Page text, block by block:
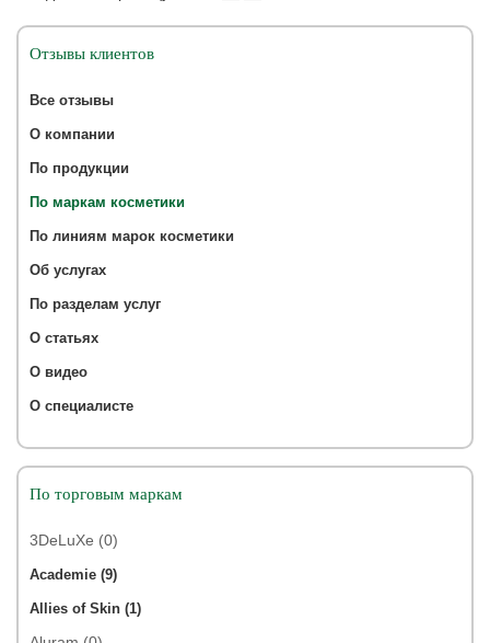
Отзывы клиентов
Все отзывы
О компании
По продукции
По маркам косметики
По линиям марок косметики
Об услугах
По разделам услуг
О статьях
О видео
О специалисте
По торговым маркам
3DeLuXe (0)
Academie (9)
Allies of Skin (1)